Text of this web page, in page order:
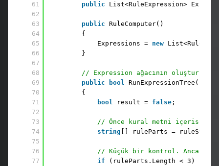
61
62
63
64
65
66
67
68
69
70
71
72
73
74
75
76
77
public
List<RuleExpression>
public RuleComputer()
{
Expressions = new
}
// Expression ağacının
public
bool RunExpressionTree(
{
bool
result = false ;
// Önce kural metni
string [] ruleParts =
// Küçük bir kontrol. Ancak
if
(ruleParts.Length < 3)